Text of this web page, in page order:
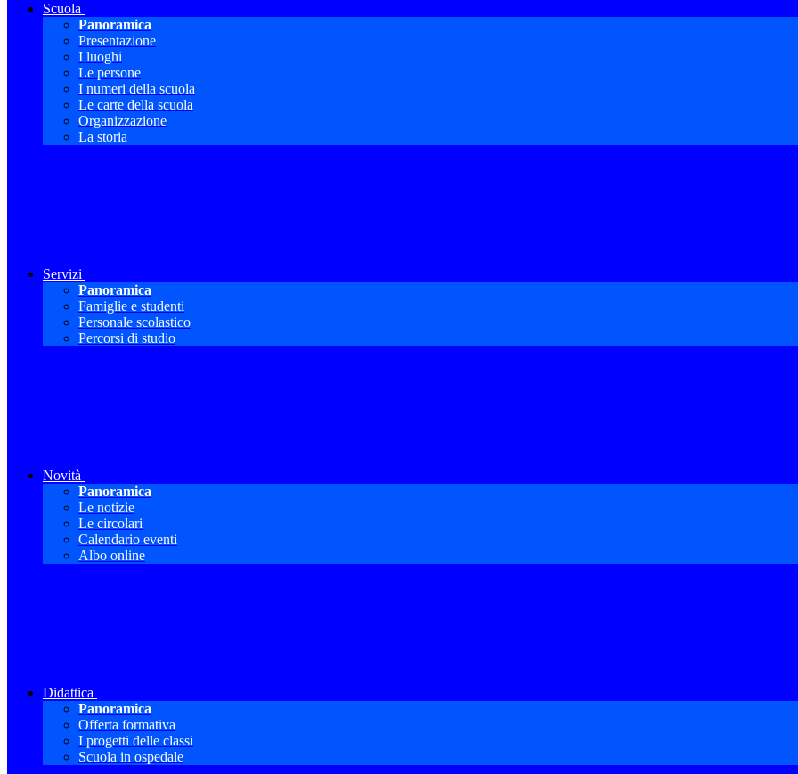
Scuola
Panoramica
Presentazione
I luoghi
Le persone
I numeri della scuola
Le carte della scuola
Organizzazione
La storia
Servizi
Panoramica
Famiglie e studenti
Personale scolastico
Percorsi di studio
Novità
Panoramica
Le notizie
Le circolari
Calendario eventi
Albo online
Didattica
Panoramica
Offerta formativa
I progetti delle classi
Scuola in ospedale